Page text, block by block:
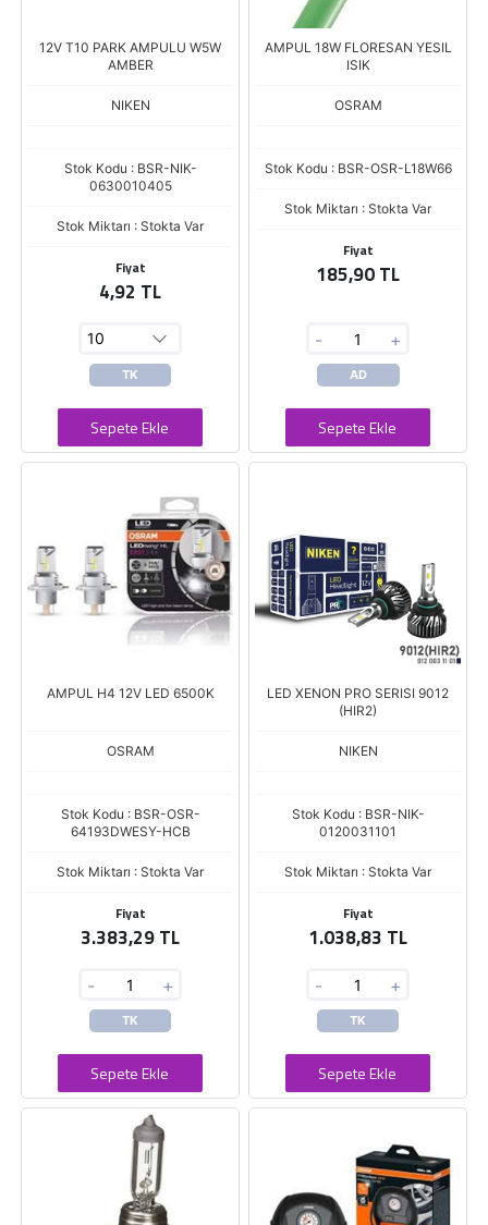
12V T10 PARK AMPULU W5W
AMBER
NIKEN
Stok Kodu : BSR-NIK-
0630010405
Stok Miktarı : Stokta Var
Fiyat
4,92 TL
TK
Sepete Ekle
AMPUL 18W FLORESAN YESIL
ISIK
OSRAM
Stok Kodu : BSR-OSR-L18W66
Stok Miktarı : Stokta Var
Fiyat
185,90 TL
- +
AD
Sepete Ekle
AMPUL H4 12V LED 6500K
OSRAM
Stok Kodu : BSR-OSR-
64193DWESY-HCB
Stok Miktarı : Stokta Var
Fiyat
3.383,29 TL
- +
TK
Sepete Ekle
LED XENON PRO SERISI 9012
(HIR2)
NIKEN
Stok Kodu : BSR-NIK-
0120031101
Stok Miktarı : Stokta Var
Fiyat
1.038,83 TL
- +
TK
Sepete Ekle